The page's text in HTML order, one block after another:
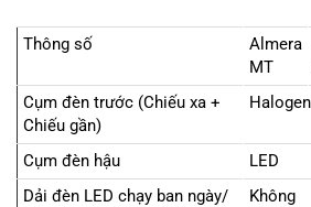
Thông số
Almera
MT
Cụm đèn trước (Chiếu xa +
Chiếu gần)
Halogen
Cụm đèn hậu
LED
Dải đèn LED chạy ban ngày/
Không